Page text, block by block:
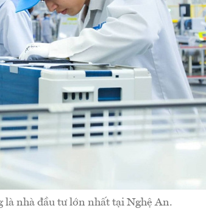
nhà đầu tư lớn nhất tại Nghệ An.